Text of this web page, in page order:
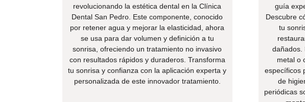
revolucionando la estética dental en la Clínica
Dental San Pedro. Este componente, conocido
por retener agua y mejorar la elasticidad, ahora
se usa para dar volumen y definición a tu
sonrisa, ofreciendo un tratamiento no invasivo
con resultados rápidos y duraderos. Transforma
tu sonrisa y confianza con la aplicación experta y
personalizada de este innovador tratamiento.
guía
Descubre
tu
dañados.
metal o
específicos
de
periódicas